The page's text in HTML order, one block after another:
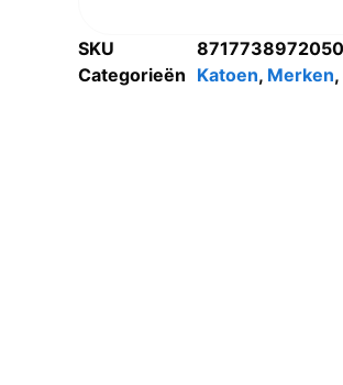
SKU
8717738972050
Categorieën Katoen, Merken,